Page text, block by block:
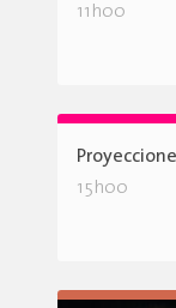
11h00
15h00